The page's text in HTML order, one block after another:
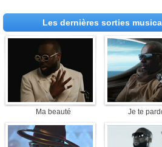
Les dernières sorties
Ma beauté Je te